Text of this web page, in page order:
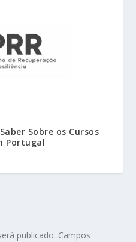
Sobre os Cursos
Portugal
publicado. Campos